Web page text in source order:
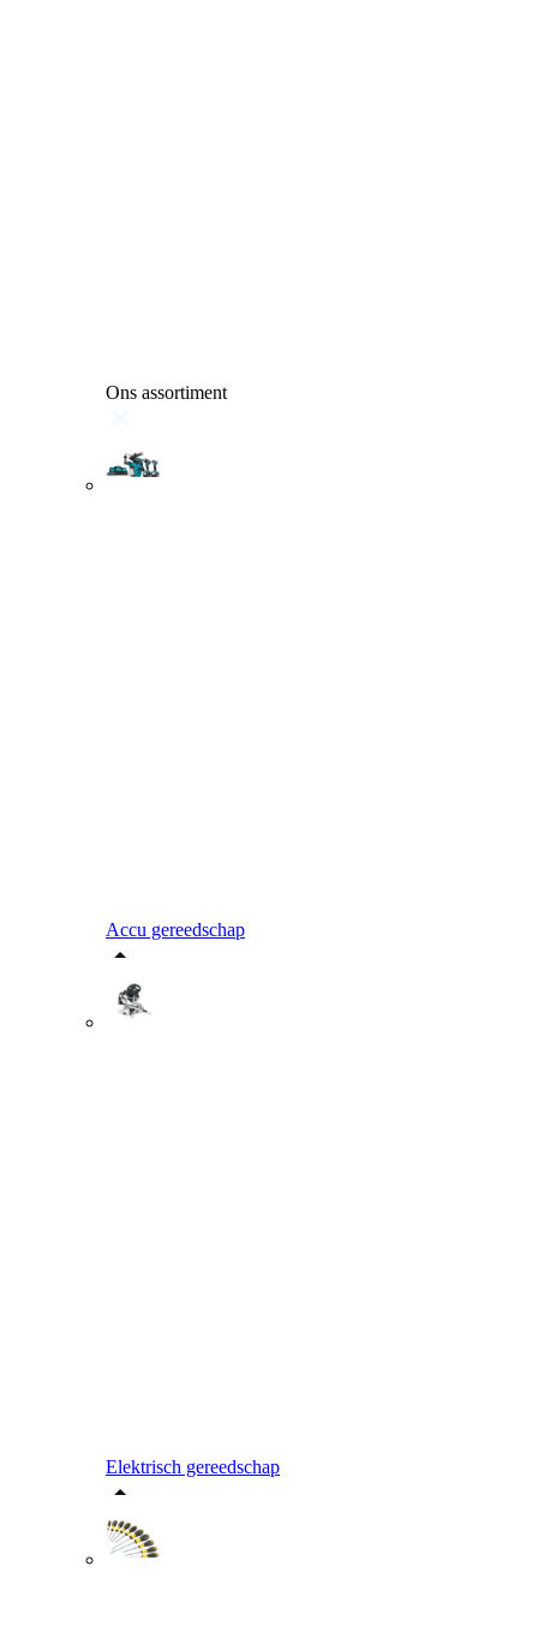
Ons assortiment
Accu gereedschap
Elektrisch gereedschap